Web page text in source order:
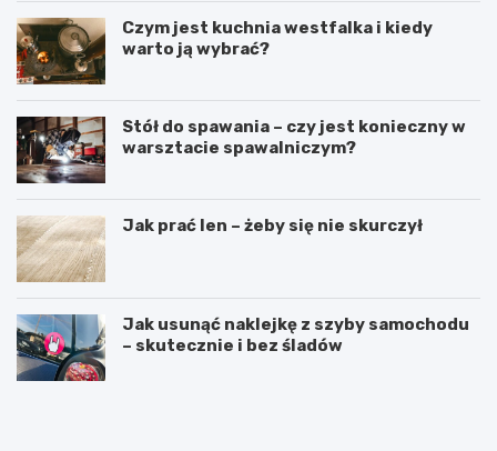
Czym jest kuchnia westfalka i kiedy
warto ją wybrać?
Stół do spawania – czy jest konieczny w
warsztacie spawalniczym?
Jak prać len – żeby się nie skurczył
Jak usunąć naklejkę z szyby samochodu
– skutecznie i bez śladów